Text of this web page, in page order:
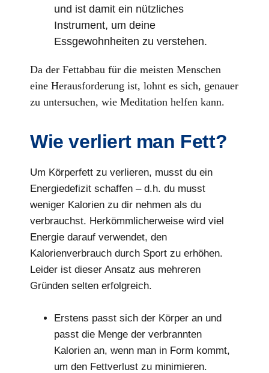
und ist damit ein nützliches
Instrument, um deine
Essgewohnheiten zu verstehen.
Da der Fettabbau für die meisten Menschen
eine Herausforderung ist, lohnt es sich, genauer
zu untersuchen, wie Meditation helfen kann.
Wie verliert man Fett?
Um Körperfett zu verlieren, musst du ein
Energiedefizit schaffen – d.h. du musst
weniger Kalorien zu dir nehmen als du
verbrauchst. Herkömmlicherweise wird viel
Energie darauf verwendet, den
Kalorienverbrauch durch Sport zu erhöhen.
Leider ist dieser Ansatz aus mehreren
Gründen selten erfolgreich.
Erstens passt sich der Körper an und
passt die Menge der verbrannten
Kalorien an, wenn man in Form kommt,
um den Fettverlust zu minimieren.